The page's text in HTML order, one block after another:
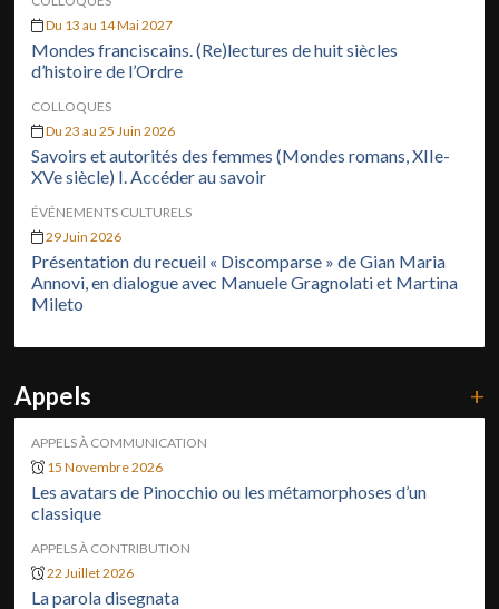
Du 13 au 14 Mai 2027
Mondes franciscains. (Re)lectures de huit siècles
d’histoire de l’Ordre
COLLOQUES
Du 23 au 25 Juin 2026
Savoirs et autorités des femmes (Mondes romans, XIIe-
XVe siècle) I. Accéder au savoir
ÉVÉNEMENTS CULTURELS
29 Juin 2026
Présentation du recueil « Discomparse » de Gian Maria
Annovi, en dialogue avec Manuele Gragnolati et Martina
Mileto
Appels +
APPELS À COMMUNICATION
15 Novembre 2026
Les avatars de Pinocchio ou les métamorphoses d’un
classique
APPELS À CONTRIBUTION
22 Juillet 2026
La parola disegnata